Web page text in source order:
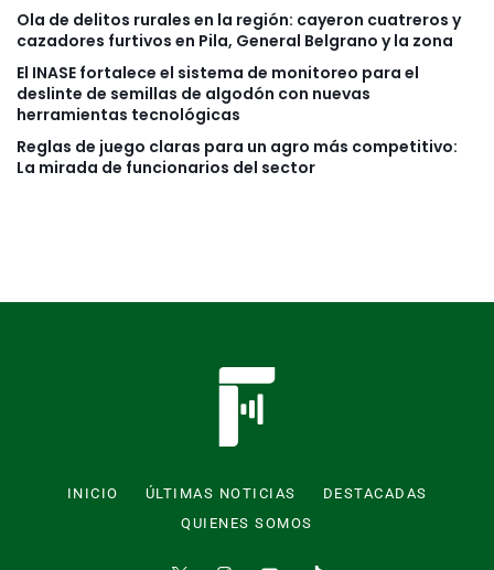
Ola de delitos rurales en la región: cayeron cuatreros y
cazadores furtivos en Pila, General Belgrano y la zona
El INASE fortalece el sistema de monitoreo para el
deslinte de semillas de algodón con nuevas
herramientas tecnológicas
Reglas de juego claras para un agro más competitivo:
La mirada de funcionarios del sector
INICIO ÚLTIMAS NOTICIAS
DESTACADAS
QUIENES SOMOS